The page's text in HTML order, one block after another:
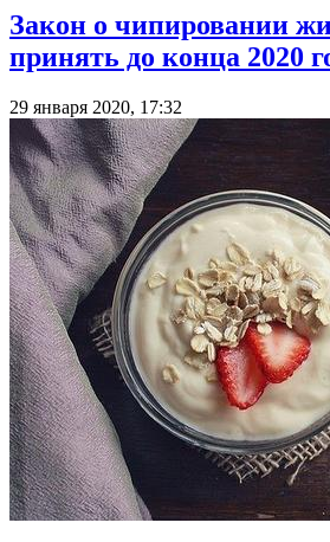
Закон о чипировании
принять до конца 2020
29 января 2020, 17:32